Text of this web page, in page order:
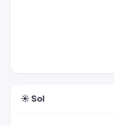
☀️ Sol